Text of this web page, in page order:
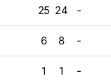
25 24 -
6 8 -
1 1 -